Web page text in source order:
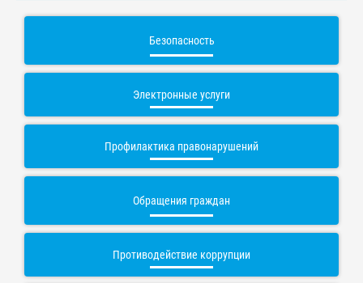
Безопасность
Электронные услуги
Профилактика правонарушений
Обращения граждан
Противодействие коррупции